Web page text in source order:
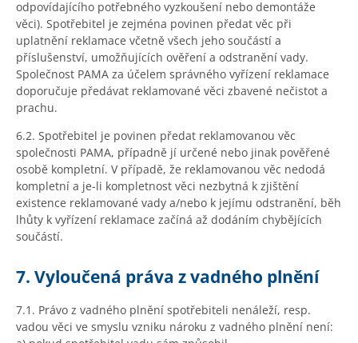
odpovídajícího potřebného vyzkoušení nebo demontáže
věci). Spotřebitel je zejména povinen předat věc při
uplatnění reklamace včetně všech jeho součástí a
příslušenství, umožňujících ověření a odstranění vady.
Společnost PAMA za účelem správného vyřízení reklamace
doporučuje předávat reklamované věci zbavené nečistot a
prachu.
6.2. Spotřebitel je povinen předat reklamovanou věc
společnosti PAMA, případně jí určené nebo jinak pověřené
osobě kompletní. V případě, že reklamovanou věc nedodá
kompletní a je-li kompletnost věci nezbytná k zjištění
existence reklamované vady a/nebo k jejímu odstranění, běh
lhůty k vyřízení reklamace začíná až dodáním chybějících
součástí.
7. Vyloučená práva z vadného plnění
7.1. Právo z vadného plnění spotřebiteli nenáleží, resp.
vadou věci ve smyslu vzniku nároku z vadného plnění není: